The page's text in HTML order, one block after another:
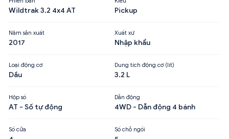
Wildtrak 3.2 4x4 AT Pickup
Năm sản xuất
2017
Xuất xứ
Nhập khẩu
Loại động cơ
Dầu
Dung tích động cơ (lít)
3.2 L
Hộp số
AT - Số tự động
Dẫn động
4WD - Dẫn động 4 bánh
Số cửa Số chỗ ngồi